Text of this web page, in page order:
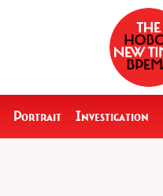
Portrait Investigation